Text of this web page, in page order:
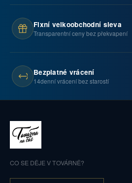
Fixní velkoobchodní sleva
Transparentní ceny bez překvapení
Bezplatné vrácení
14denní vrácení bez starostí
CO SE DĚJE V TOVÁRNĚ?